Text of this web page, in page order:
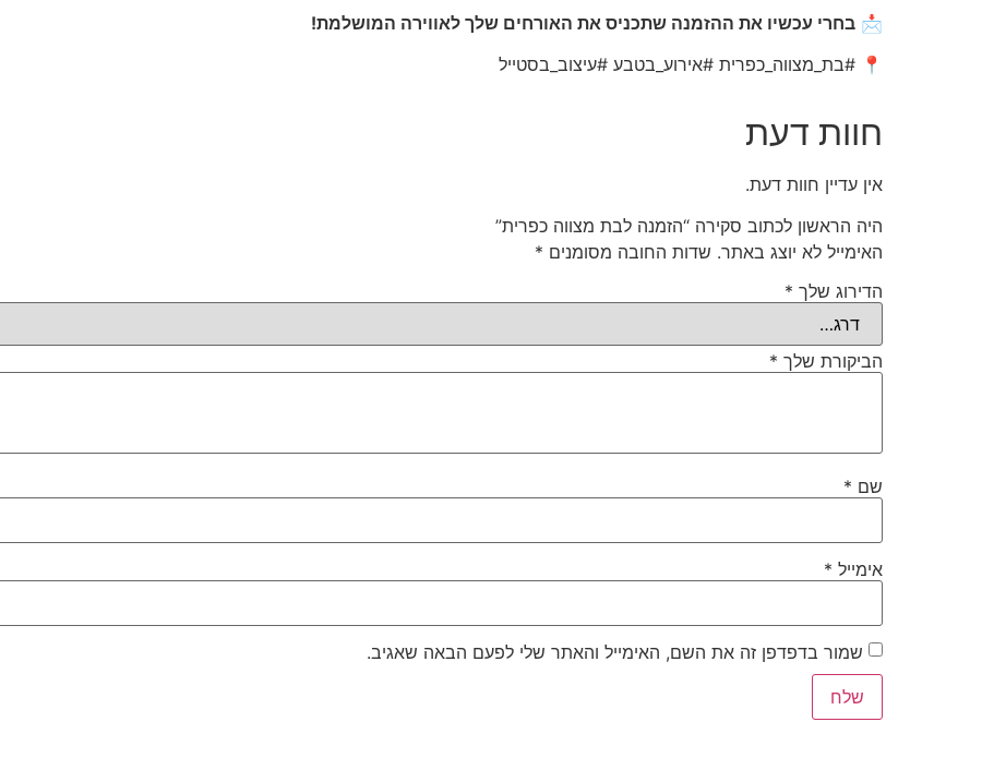
📩 בחרי עכשיו את ההזמנה שתכניס את האורחים שלך לאווירה המושלמת!
📍 #בת_מצווה_כפרית #אירוע_בטבע #עיצוב_בסטייל
חוות דעת
אין עדיין חוות דעת.
היה הראשון לכתוב סקירה “הזמנה לבת מצווה כפרית”
האימייל לא יוצג באתר. שדות החובה מסומנים *
הדירוג שלך *
הביקורת שלך *
שם *
אימייל *
שמור בדפדפן זה את השם, האימייל והאתר שלי לפעם הבאה שאגיב.